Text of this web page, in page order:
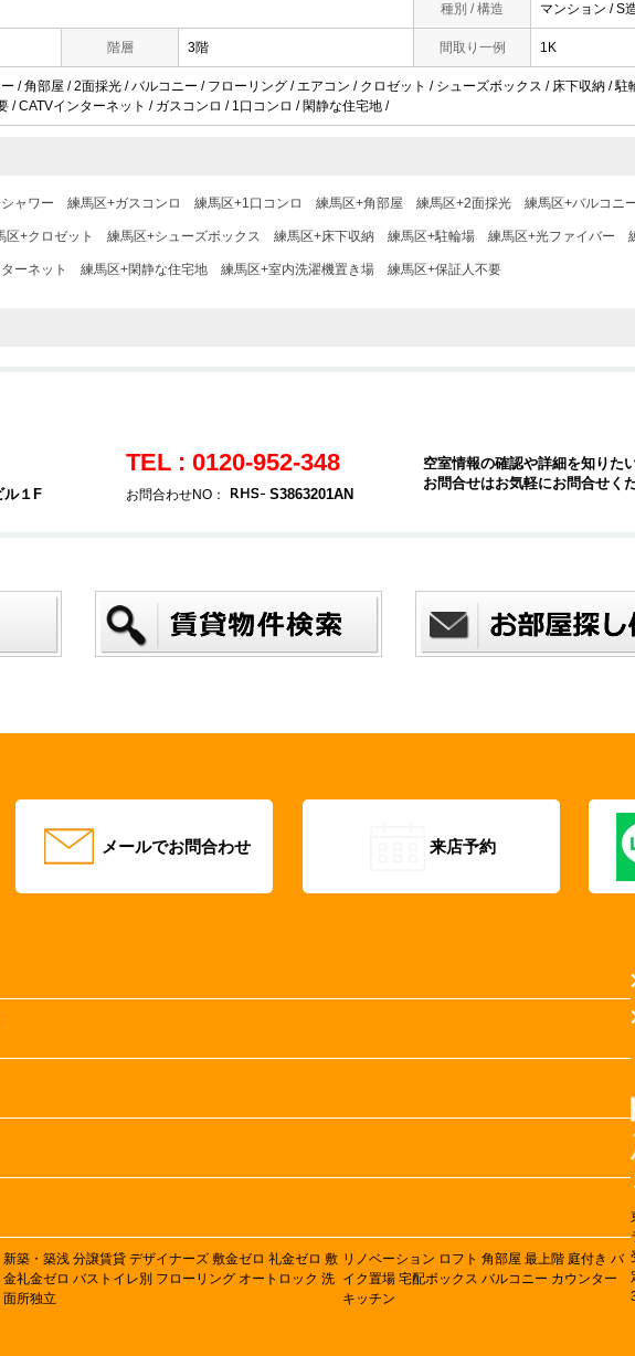
種別 / 構造 マンション / S
階層 3階 間取り一例 1K
/ 角部屋 / 2面採光 / バルコニー / フローリング / エアコン / クロゼット / シューズボックス / 床下収納 / 駐
/ CATVインターネット / ガスコンロ / 1口コンロ / 閑静な住宅地 /
ャワー 練馬区+ガスコンロ 練馬区+1口コンロ 練馬区+角部屋 練馬区+2面採光 練馬区+バルコニ
区+クロゼット 練馬区+シューズボックス 練馬区+床下収納 練馬区+駐輪場 練馬区+光ファイバー
ーネット 練馬区+閑静な住宅地 練馬区+室内洗濯機置き場 練馬区+保証人不要
１F
TEL : 0120-952-348
お問合わせNO： S3863201AN
空室情報の確認や詳細を知りた
お問合せはお気軽にお問合せく
メールでお問合わせ 来店予約
新築・築浅 分譲賃貸 デザイナーズ 敷金ゼロ 礼金ゼロ 敷
金礼金ゼロ バストイレ別 フローリング オートロック 洗
面所独立
リノベーション ロフト 角部屋 最上階 庭付き バ
イク置場 宅配ボックス バルコニー カウンター
キッチン